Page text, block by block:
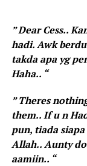
” Dear Cess..
hadi. Awk
takda apa yg
Haha.. “
” Theres
them.. If u n
pun, tiada
Allah.. Aunty
aamiin.. “